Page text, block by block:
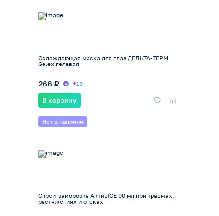
Охлаждающая маска для глаз ДЕЛЬТА-ТЕРМ
Gelex гелевая
266 ₽ +13
В корзину
Нет в наличии
Спрей-заморозка АктивICE 90 мл при травмах,
растяжениях и отеках